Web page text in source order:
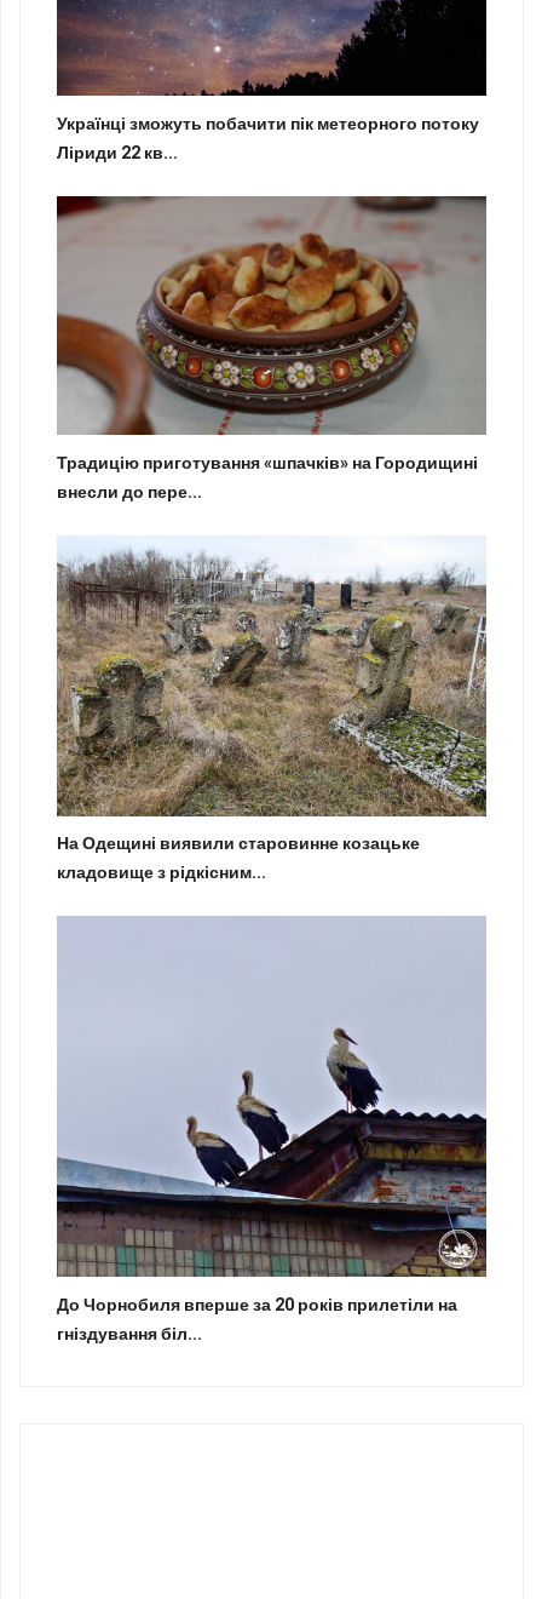
Українці зможуть побачити пік метеорного потоку
Ліриди 22 кв...
Традицію приготування «шпачків» на Городищині
внесли до пере...
На Одещині виявили старовинне козацьке
кладовище з рідкісним...
До Чорнобиля вперше за 20 років прилетіли на
гніздування біл...